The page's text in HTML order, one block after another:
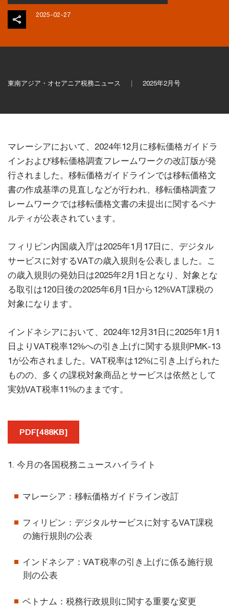
2025-02-27
東南アジア・オセアニア税務ニュース 2025年2月号
マレーシアにおいて、2024年12月に移転価格ガイドラ
インおよび移転価格調査フレームワークの改訂版が発
行されました。移転価格ガイドラインでは移転価格文
書の作成基準の見直しなどが行われ、移転価格調査フ
レームワークでは移転価格文書の未提出に関するペナ
ルティが公表されています。
フィリピン内国歳入庁は2025年1月17日に、デジタル
サービスに対するVATの歳入規則を公表しました。こ
の歳入規則の発効日は2025年2月1日となり、対象とな
る取引は120日後の2025年6月1日から12%VAT課税の
対象になります。
インドネシアにおいて、2024年12月31日に2025年1月1
日よりVAT税率12%への引き上げに関する規則PMK-13
1が公布されました。VAT税率は12%に引き上げられた
ものの、多くの課税対象商品とサービスは依然として
実効VAT税率11%のままです。
PDF[488KB]
1. 今月の各国税務ニュースハイライト
マレーシア：移転価格ガイドライン改訂
フィリピン：デジタルサービスに対するVAT課税
の施行規則の公表
インドネシア：VAT税率の引き上げに係る施行規
則の公表
ベトナム：税務行政規則に関する重要な変更